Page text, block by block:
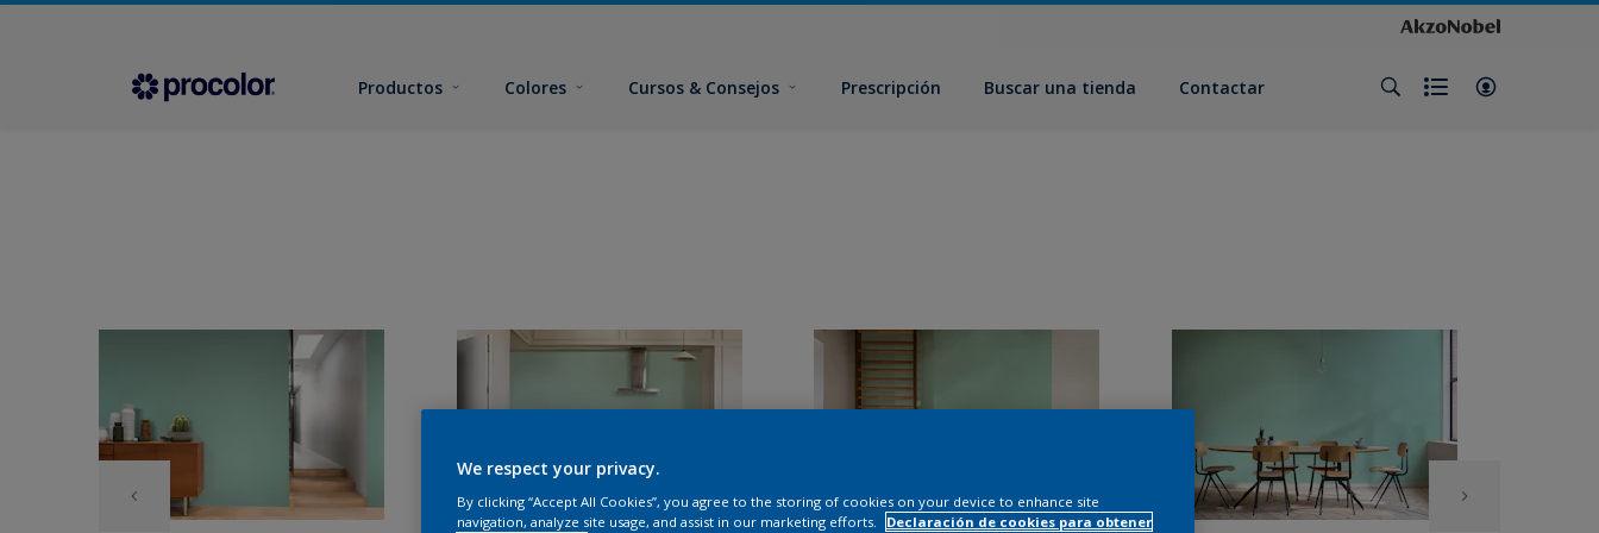
Productos Colores Cursos & Consejos Prescripción Buscar una tienda Contactar
We respect your privacy.
By clicking “Accept All Cookies”, you agree to the storing of cookies on your device to enhance site
navigation, analyze site usage, and assist in our marketing efforts.
Declaración de cookies para obtener